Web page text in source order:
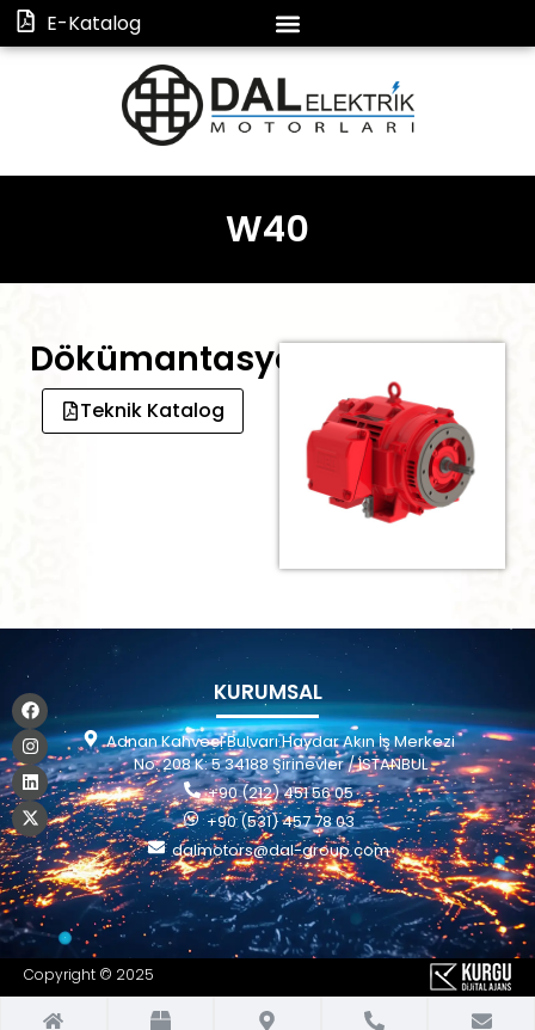
E-Katalog
W40
Dökümantasyon
Teknik Katalog
KURUMSAL
Adnan Kahveci Bulvarı Haydar Akın İş Merkezi
No: 208 K: 5 34188 Şirinevler / İSTANBUL
+90 (212) 451 56 05
+90 (531) 457 78 03
dalmotors@dal-group.com
Copyright © 2025